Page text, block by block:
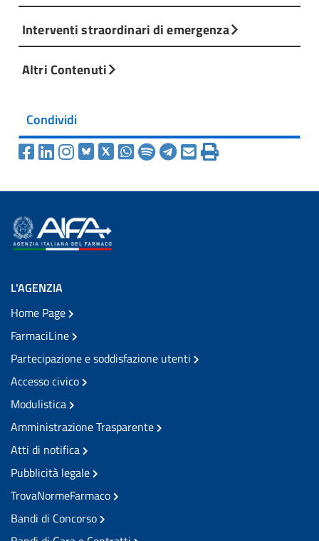
Interventi straordinari di emergenza
Altri Contenuti
Condividi
L'AGENZIA
Home Page
FarmaciLine
Partecipazione e soddisfazione utenti
Accesso civico
Modulistica
Amministrazione Trasparente
Atti di notifica
Pubblicità legale
TrovaNormeFarmaco
Bandi di Concorso